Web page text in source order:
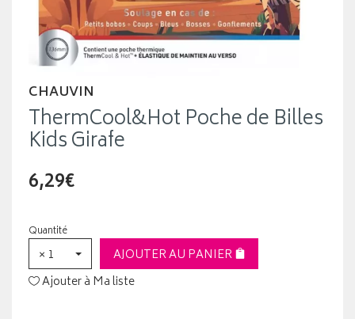
CHAUVIN
ThermCool&Hot Poche de Billes
Kids Girafe
6,29€
Quantité
× 1
AJOUTER AU PANIER
Ajouter à Ma liste